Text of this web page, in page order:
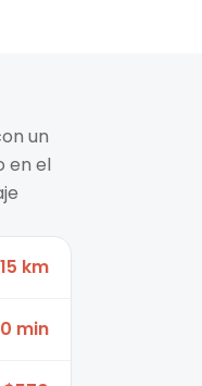
un
en el
km
min